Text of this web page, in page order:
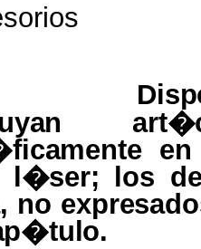
l�ser;
los
no